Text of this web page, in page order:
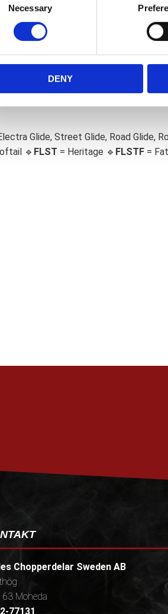
Necessary
DENY
ett omdöme.
Glide, Street Glide, Road Glide,
🔹 FLST = Heritage 🔹 FLSTF =
Chopperdelar Sweden AB
Moheda
77131